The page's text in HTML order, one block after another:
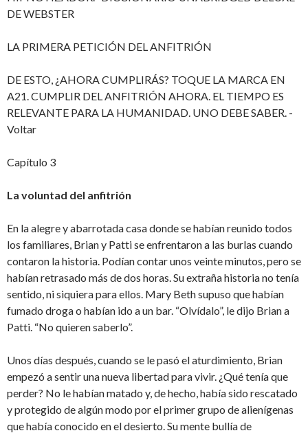
DE WEBSTER
LA PRIMERA PETICIÓN DEL ANFITRIÓN
DE ESTO, ¿AHORA CUMPLIRÁS? TOQUE LA MARCA EN
A21. CUMPLIR DEL ANFITRIÓN AHORA. EL TIEMPO ES
RELEVANTE PARA LA HUMANIDAD. UNO DEBE SABER. -
Voltar
Capítulo 3
La voluntad del anfitrión
En la alegre y abarrotada casa donde se habían reunido todos
los familiares, Brian y Patti se enfrentaron a las burlas cuando
contaron la historia. Podían contar unos veinte minutos, pero se
habían retrasado más de dos horas. Su extraña historia no tenía
sentido, ni siquiera para ellos. Mary Beth supuso que habían
fumado droga o habían ido a un bar. “Olvídalo”, le dijo Brian a
Patti. “No quieren saberlo”.
Unos días después, cuando se le pasó el aturdimiento, Brian
empezó a sentir una nueva libertad para vivir. ¿Qué tenía que
perder? No le habían matado y, de hecho, había sido rescatado
y protegido de algún modo por el primer grupo de alienígenas
que había conocido en el desierto. Su mente bullía de